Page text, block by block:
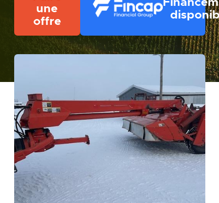
une
offre